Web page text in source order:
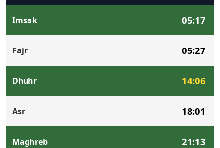
Imsak 05:17
Fajr 05:27
Dhuhr 14:06
Asr 18:01
Maghreb 21:13